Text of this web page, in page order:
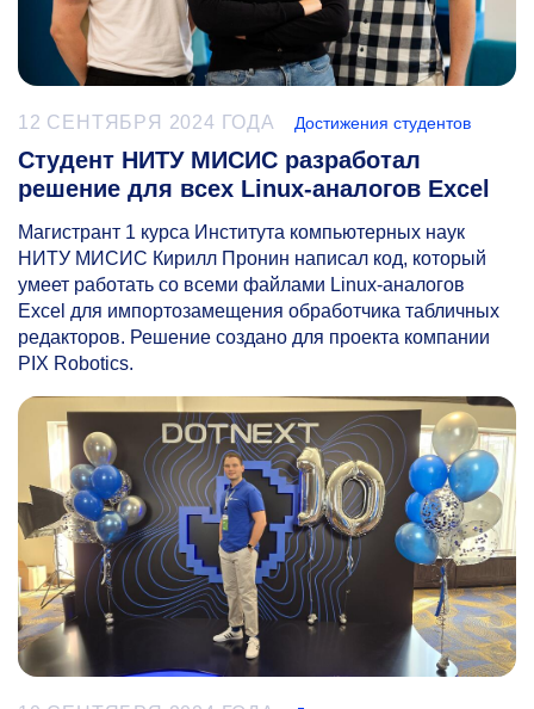
12 СЕНТЯБРЯ 2024 ГОДА Достижения студентов
Студент НИТУ МИСИС разработал
решение для всех Linux-аналогов Excel
Магистрант 1 курса Института компьютерных наук
НИТУ МИСИС Кирилл Пронин написал код, который
умеет работать со всеми файлами Linux-аналогов
Excel для импортозамещения обработчика табличных
редакторов. Решение создано для проекта компании
PIX Robotics.